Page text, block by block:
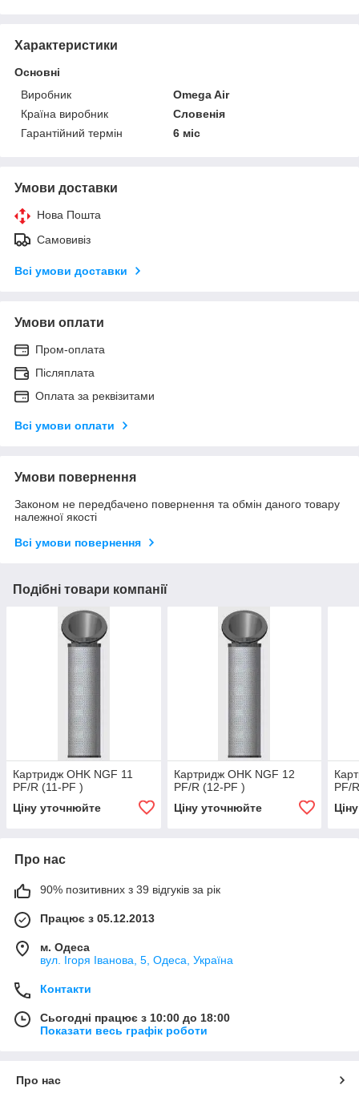
Характеристики
Основні
Виробник
Omega Air
Країна виробник
Словенія
Гарантійний термін
6 міс
Умови доставки
Нова Пошта
Самовивіз
Всі умови доставки
Умови оплати
Пром-оплата
Післяплата
Оплата за реквізитами
Всі умови оплати
Умови повернення
Законом не передбачено повернення та обмін даного товару
належної якості
Всі умови повернення
Подібні товари компанії
Картридж OHK NGF 11
PF/R (11-PF )
Ціну уточнюйте
Картридж OHK NGF 12
PF/R (12-PF )
Ціну уточнюйте
PF/
Про нас
90% позитивних з 39 відгуків за рік
Працює з 05.12.2013
м. Одеса
вул. Ігоря Іванова, 5, Одеса, Україна
Контакти
Сьогодні працює з 10:00 до 18:00
Показати весь графік роботи
Про нас